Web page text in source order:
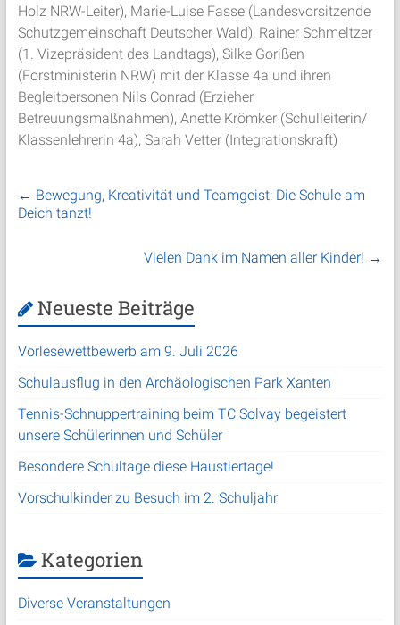
Holz NRW-Leiter), Marie-Luise Fasse (Landesvorsitzende
Schutzgemeinschaft Deutscher Wald), Rainer Schmeltzer
(1. Vizepräsident des Landtags), Silke Gorißen
(Forstministerin NRW) mit der Klasse 4a und ihren
Begleitpersonen Nils Conrad (Erzieher
Betreuungsmaßnahmen), Anette Krömker (Schulleiterin/
Klassenlehrerin 4a), Sarah Vetter (Integrationskraft)
← Bewegung, Kreativität und Teamgeist: Die Schule am
Deich tanzt!
Vielen Dank im Namen aller Kinder! →
Neueste Beiträge
Vorlesewettbewerb am 9. Juli 2026
Schulausflug in den Archäologischen Park Xanten
Tennis-Schnuppertraining beim TC Solvay begeistert
unsere Schülerinnen und Schüler
Besondere Schultage diese Haustiertage!
Vorschulkinder zu Besuch im 2. Schuljahr
Kategorien
Diverse Veranstaltungen